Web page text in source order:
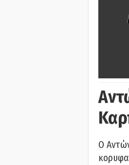
Ο